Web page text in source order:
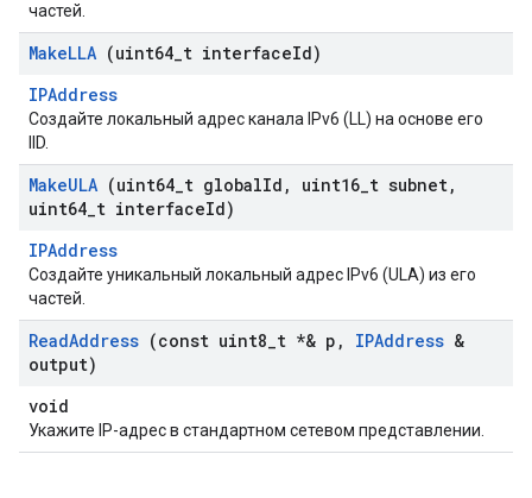
частей.
MakeLLA (uint64 t interfaceId)
IPAddress
Создайте локальный адрес канала IPv6 (LL) на основе его
IID.
MakeULA (uint64 t globalId , uint16 t subnet,
uint64 t interfaceId)
IPAddress
Создайте уникальный локальный адрес IPv6 (ULA) из его
частей.
ReadAddress (const uint8 t *& p , IPAddress &
output)
void
Укажите IP-адрес в стандартном сетевом представлении.